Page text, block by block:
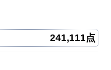
241,111点